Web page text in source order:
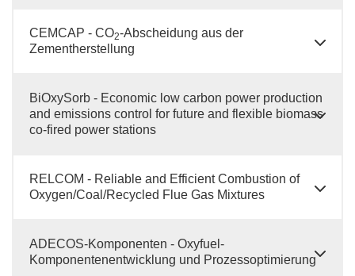
CEMCAP - CO2-Abscheidung aus der
Zementherstellung
BiOxySorb - Economic low carbon power production
and emissions control for future and flexible biomass
co-fired power stations
RELCOM - Reliable and Efficient Combustion of
Oxygen/Coal/Recycled Flue Gas Mixtures
ADECOS-Komponenten - Oxyfuel-
Komponentenentwicklung und Prozessoptimierung